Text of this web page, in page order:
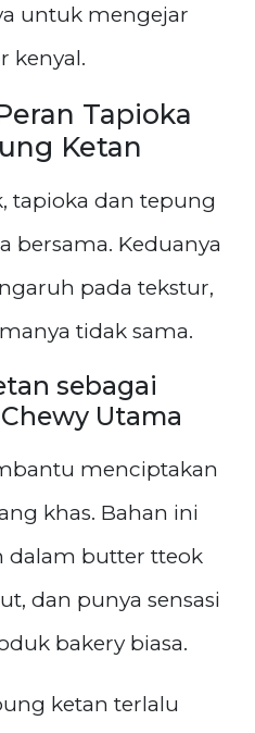
untuk mengejar
kenyal.
Tapioka
Ketan
tapioka dan tepung
bersama. Keduanya
pada tekstur,
tidak sama.
sebagai
Utama
menciptakan
khas. Bahan ini
dalam butter tteok
dan punya sensasi
bakery biasa.
ketan terlalu